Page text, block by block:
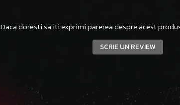
Daca doresti sa iti exprimi parerea despre acest
SCRIE UN REVIEW